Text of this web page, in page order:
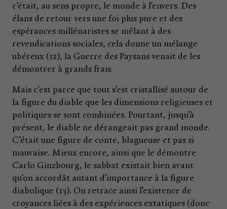
c’était, au sens propre, le monde à l’envers. Des
élans de retour vers une foi plus pure et des
espérances millénaristes se mêlant à des
revendications sociales, cela donne un mélange
ubéreux (12), la Guerre des Paysans venait de les
démontrer à grands frais.
Mais c’est parce que tout s’est cristallisé autour de
la figure du diable que les dimensions religieuses et
politiques se sont combinées. Pourtant, jusqu’à
présent, le diable ne dérangeait pas grand monde.
C’était une figure de conte, blagueuse et pas si
mauvaise. Mieux encore, ainsi que le démontre
Carlo Ginzbourg, le sabbat existait bien avant
qu’on accordât autant d’importance à la figure
diabolique (13). On retrace ainsi l’existence de
croyances liées à des expériences extatiques (donc